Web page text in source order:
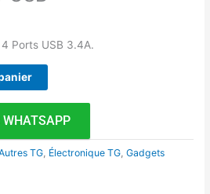
Ports USB 3.4A.
WHATSAPP
TG Électronique TG ,Gadgets